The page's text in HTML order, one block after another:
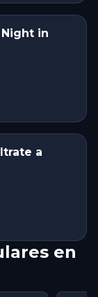
in
a
en